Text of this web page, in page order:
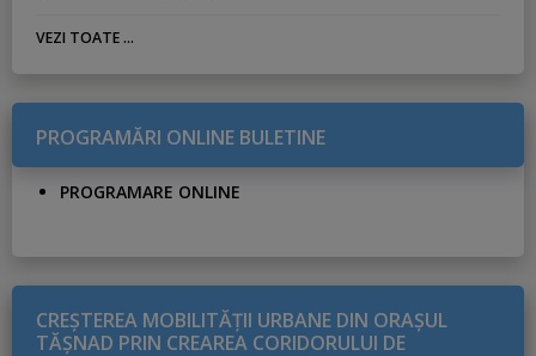
VEZI TOATE ...
PROGRAMĂRI ONLINE BULETINE
PROGRAMARE ONLINE
CREŞTEREA MOBILITĂŢII URBANE DIN ORAŞUL
TĂŞNAD PRIN CREAREA CORIDORULUI DE